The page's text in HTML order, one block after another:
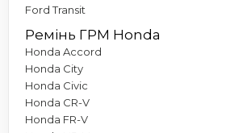
Ford Transit
Ремінь ГРМ Honda
Honda Accord
Honda City
Honda Civic
Honda CR-V
Honda FR-V